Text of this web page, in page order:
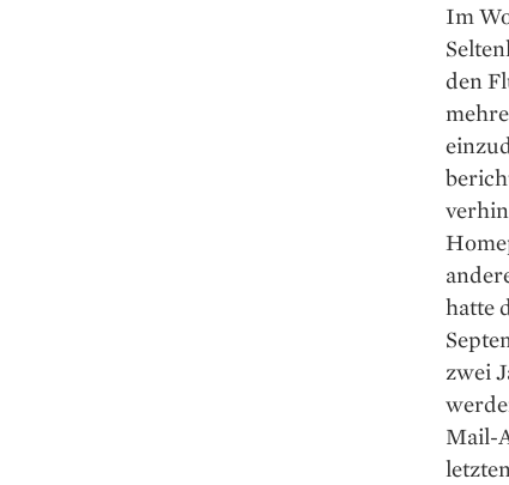
Im
den
hatte
zwei
Mail-